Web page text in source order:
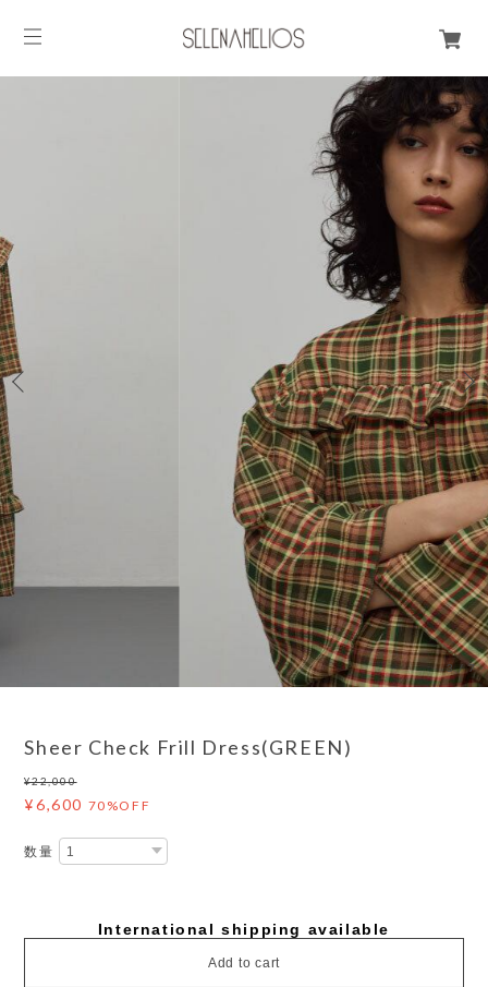
3/7
Sheer Check Frill Dress(GREEN)
¥22,000
¥6,600 70%OFF
数量
International shipping available
Add to cart